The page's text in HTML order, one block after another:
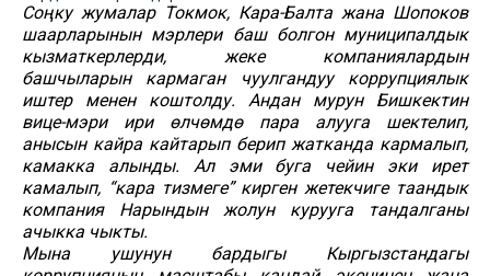
Соңку жумалар Токмок, Кара-Балта жана Шопоков
шаарларынын мэрлери баш болгон муниципалдык
кызматкерлерди, жеке компаниялардын
башчыларын кармаган чуулгандуу коррупциялык
иштер менен коштолду. Андан мурун Бишкектин
вице-мэри ири өлчөмдө пара алууга шектелип,
анысын кайра кайтарып берип жатканда кармалып,
камакка алынды. Ал эми буга чейин эки ирет
камалып, “кара тизмеге” кирген жетекчиге таандык
компания Нарындын жолун курууга тандалганы
ачыкка чыкты.
Мына ушунун бардыгы Кыргызстандагы